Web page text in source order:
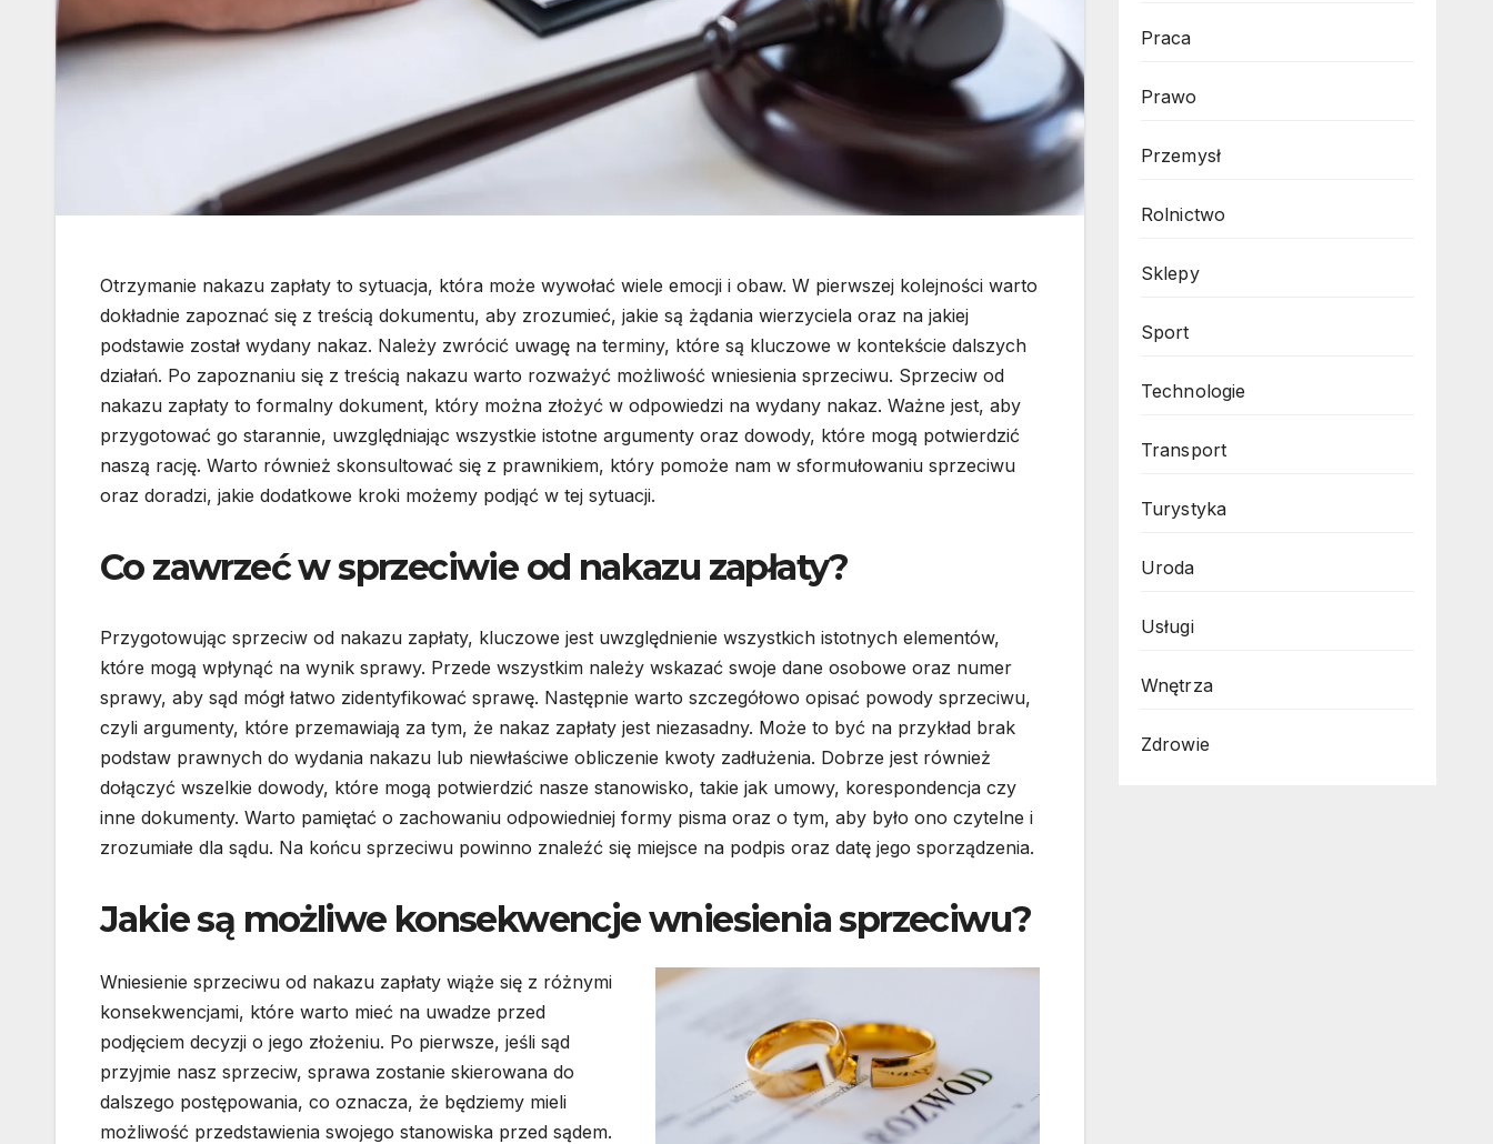
Otrzymanie nakazu zapłaty to sytuacja, która może wywołać wiele emocji i obaw. W pierwszej kolejności warto
dokładnie zapoznać się z treścią dokumentu, aby zrozumieć, jakie są żądania wierzyciela oraz na jakiej
podstawie został wydany nakaz. Należy zwrócić uwagę na terminy, które są kluczowe w kontekście dalszych
działań. Po zapoznaniu się z treścią nakazu warto rozważyć możliwość wniesienia sprzeciwu. Sprzeciw od
nakazu zapłaty to formalny dokument, który można złożyć w odpowiedzi na wydany nakaz. Ważne jest, aby
przygotować go starannie, uwzględniając wszystkie istotne argumenty oraz dowody, które mogą potwierdzić
naszą rację. Warto również skonsultować się z prawnikiem, który pomoże nam w sformułowaniu sprzeciwu
oraz doradzi, jakie dodatkowe kroki możemy podjąć w tej sytuacji.
Co zawrzeć w sprzeciwie od nakazu zapłaty?
Przygotowując sprzeciw od nakazu zapłaty, kluczowe jest uwzględnienie wszystkich istotnych elementów,
które mogą wpłynąć na wynik sprawy. Przede wszystkim należy wskazać swoje dane osobowe oraz numer
sprawy, aby sąd mógł łatwo zidentyfikować sprawę. Następnie warto szczegółowo opisać powody sprzeciwu,
czyli argumenty, które przemawiają za tym, że nakaz zapłaty jest niezasadny. Może to być na przykład brak
podstaw prawnych do wydania nakazu lub niewłaściwe obliczenie kwoty zadłużenia. Dobrze jest również
dołączyć wszelkie dowody, które mogą potwierdzić nasze stanowisko, takie jak umowy, korespondencja czy
inne dokumenty. Warto pamiętać o zachowaniu odpowiedniej formy pisma oraz o tym, aby było ono czytelne i
zrozumiałe dla sądu. Na końcu sprzeciwu powinno znaleźć się miejsce na podpis oraz datę jego sporządzenia.
Jakie są możliwe konsekwencje wniesienia sprzeciwu?
Wniesienie sprzeciwu od nakazu zapłaty wiąże się z różnymi
konsekwencjami, które warto mieć na uwadze przed
podjęciem decyzji o jego złożeniu. Po pierwsze, jeśli sąd
przyjmie nasz sprzeciw, sprawa zostanie skierowana do
dalszego postępowania, co oznacza, że będziemy mieli
możliwość przedstawienia swojego stanowiska przed sądem.
Praca
Prawo
Przemysł
Rolnictwo
Sklepy
Sport
Technologie
Transport
Turystyka
Uroda
Usługi
Wnętrza
Zdrowie